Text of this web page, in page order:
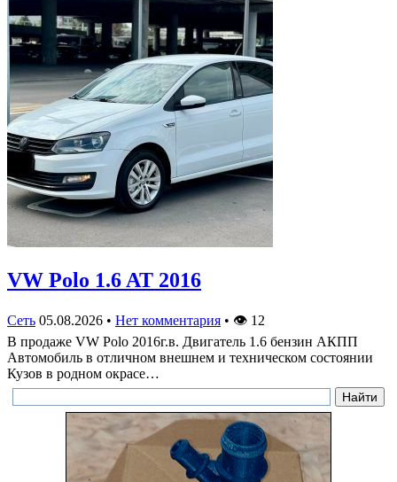
VW Polo 1.6 AT 2016
Сеть 05.08.2026 • Нет комментария • 👁 12
В продаже VW Polo 2016г.в. Двигатель 1.6 бензин АКПП
Автомобиль в отличном внешнем и техническом состоянии
Кузов в родном окрасе…